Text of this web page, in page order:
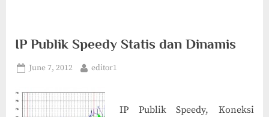
IP Publik Speedy Statis dan Dinamis
Posted
June 7, 2012 By
editor1
IP Publik Speedy, Koneksi